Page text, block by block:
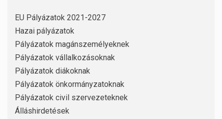
EU Pályázatok 2021-2027
Hazai pályázatok
Pályázatok magánszemélyeknek
Pályázatok vállalkozásoknak
Pályázatok diákoknak
Pályázatok önkormányzatoknak
Pályázatok civil szervezeteknek
Álláshirdetések